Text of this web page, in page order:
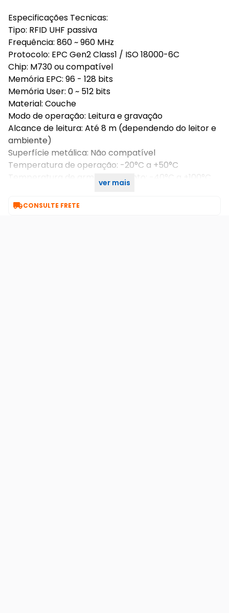
Especificações Tecnicas:
Tipo: RFID UHF passiva
Frequência: 860 ~ 960 MHz
Protocolo: EPC Gen2 Class1 / ISO 18000-6C
Chip: M730 ou compatível
Memória EPC: 96 - 128 bits
Memória User: 0 ~ 512 bits
Material: Couche
Modo de operação: Leitura e gravação
Alcance de leitura: Até 8 m (dependendo do leitor e
ambiente)
Superfície metálica: Não compatível
Temperatura de operação: -20°C a +50°C
Temperatura de armazenamento: -40°C a +100°C
ver mais
CONSULTE FRETE